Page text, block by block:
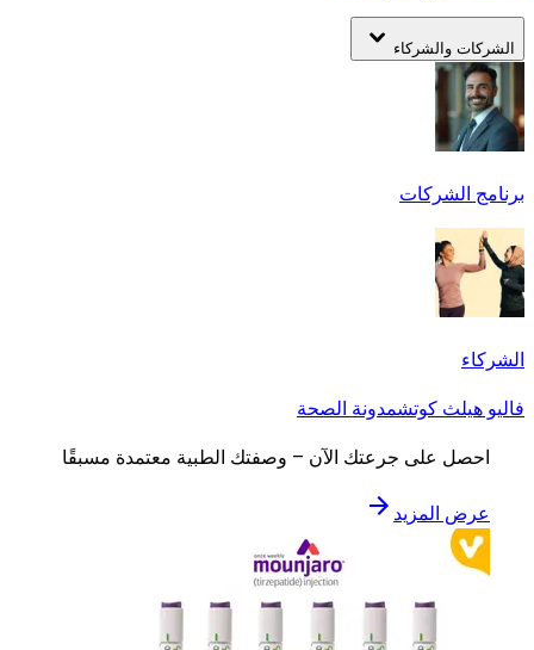
الشركات والشركاء
برنامج الشركات
الشركاء
فاليو هيلث كوتشمدونة الصحة
احصل على جرعتك الآن – وصفتك الطبية معتمدة مسبقًا
عرض المزيد